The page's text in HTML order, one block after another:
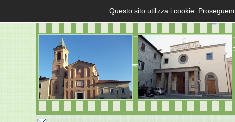
Questo sito utilizza i cookie.